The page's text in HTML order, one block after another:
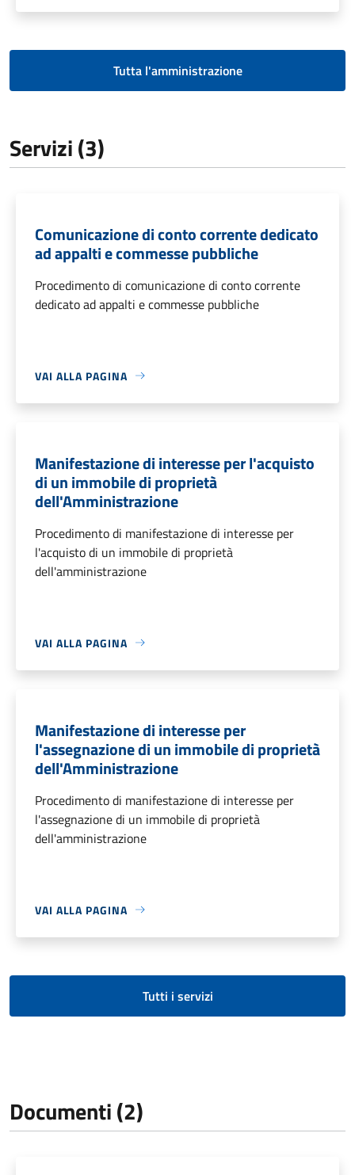
Tutta l'amministrazione
Servizi (3)
Comunicazione di conto corrente dedicato
ad appalti e commesse pubbliche
Procedimento di comunicazione di conto corrente
dedicato ad appalti e commesse pubbliche
VAI ALLA PAGINA
Manifestazione di interesse per l'acquisto
di un immobile di proprietà
dell'Amministrazione
Procedimento di manifestazione di interesse per
l'acquisto di un immobile di proprietà
dell'amministrazione
VAI ALLA PAGINA
Manifestazione di interesse per
l'assegnazione di un immobile di proprietà
dell'Amministrazione
Procedimento di manifestazione di interesse per
l'assegnazione di un immobile di proprietà
dell'amministrazione
VAI ALLA PAGINA
Tutti i servizi
Documenti (2)